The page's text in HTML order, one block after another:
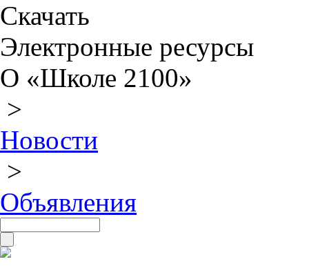
Скачать
Электронные ресурсы
О «Школе 2100»
>
Новости
>
Объявления